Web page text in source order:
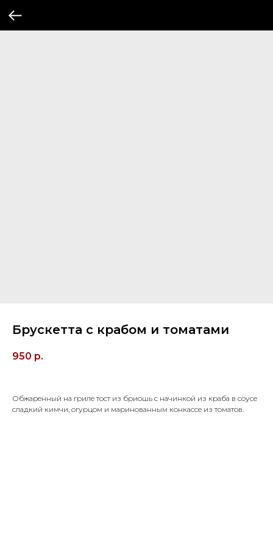
Брускетта с крабом и томатами
950 р.
Обжаренный на гриле тост из бриошь с начинкой из краба в соусе
сладкий кимчи, огурцом и маринованным конкассе из томатов.